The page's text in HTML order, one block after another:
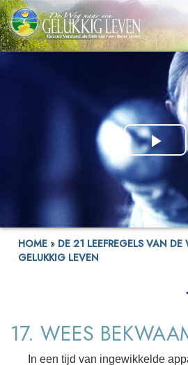
HOME » DE 21 LEEFREGELS VAN
GELUKKIG LEVEN
17. WEES
In een tijd van ingewikkelde